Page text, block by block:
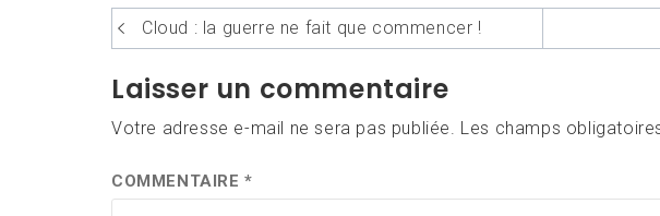
Navigation
de
l’article
Cloud : la guerre ne fait que commencer !
Laisser un commentaire
Votre adresse e-mail ne sera pas publiée. Les champs
COMMENTAIRE*